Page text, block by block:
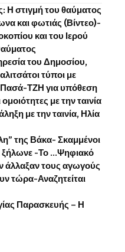
στιγμή του θαύματος
και φωτιάς (Βίντεο)-
και του Ιερού
του Δημοσίου,
τύποι με
Πασά-ΤΖΗ για υπόθεση
με την ταινία
με την ταινία, Ηλία
της Βάκα- Σκαμμένοι
ξήλωνε -Το …Ψηφιακό
τους αγωγούς
τώρα-Αναζητείται
Παρασκευής – Η